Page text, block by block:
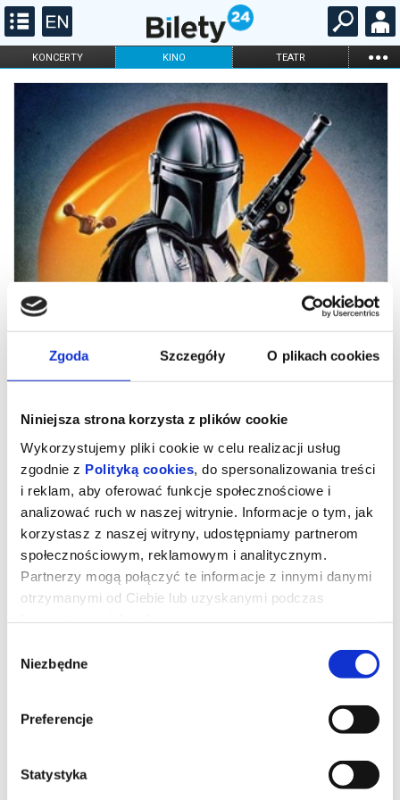
Zgoda Szczegóły O plikach cookies
Niniejsza strona korzysta z plików cookie
Wykorzystujemy pliki cookie w celu realizacji usług
zgodnie z Polityką cookies , do spersonalizowania treści
i reklam, aby oferować funkcje społecznościowe i
analizować ruch w naszej witrynie. Informacje o tym, jak
korzystasz z naszej witryny, udostępniamy partnerom
społecznościowym, reklamowym i analitycznym.
Partnerzy mogą połączyć te informacje z innymi danymi
otrzymanymi od Ciebie lub uzyskanymi podczas
zgody
Niezbędne
Preferencje
Statystyka
KONCERTY KINO TEATR ...
FILHARMONIA OPERA I BALET
STAND-UP
ONLINE KARNETY
Gwiezdne wojny: Mandalorian i
Grogu
Imperium upadło, a Nowa Republika, która stara się chronić
legendarnego mandaloriańskiego łowcy nagród, Dina Djarina, i
jego młodego ucznia, Grogu.